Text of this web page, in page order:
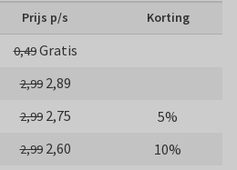
Prijs p/s Korting
0,49Gratis
2,99 2,89
2,99 2,75
5%
2,99 2,60
10%